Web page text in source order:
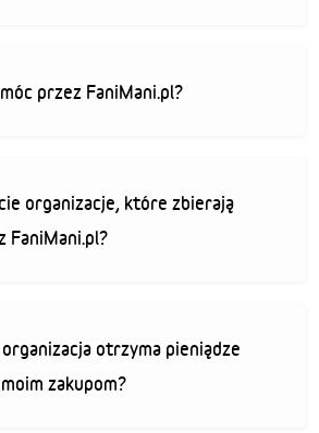
przez FaniMani.pl?
organizacje, które zbierają
FaniMani.pl?
otrzyma pieniądze
zakupom?